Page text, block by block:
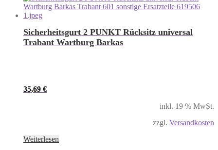
Sicherheitsgurt 2 PUNKT Rücksitz universal
Trabant Wartburg Barkas
35,69 €
inkl. 19 % MwSt.
zzgl. Versandkosten
Weiterlesen